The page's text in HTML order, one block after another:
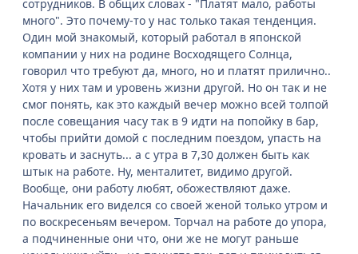
сотрудников. В общих словах - "Платят мало, работы
много". Это почему-то у нас только такая тенденция.
Один мой знакомый, который работал в японской
компании у них на родине Восходящего Солнца,
говорил что требуют да, много, но и платят прилично..
Хотя у них там и уровень жизни другой. Но он так и не
смог понять, как это каждый вечер можно всей толпой
после совещания часу так в 9 идти на попойку в бар,
чтобы прийти домой с последним поездом, упасть на
кровать и заснуть... а с утра в 7,30 должен быть как
штык на работе. Ну, менталитет, видимо другой.
Вообще, они работу любят, обожествляют даже.
Начальник его виделся со своей женой только утром и
по воскресеньям вечером. Торчал на работе до упора,
а подчиненные они что, они же не могут раньше